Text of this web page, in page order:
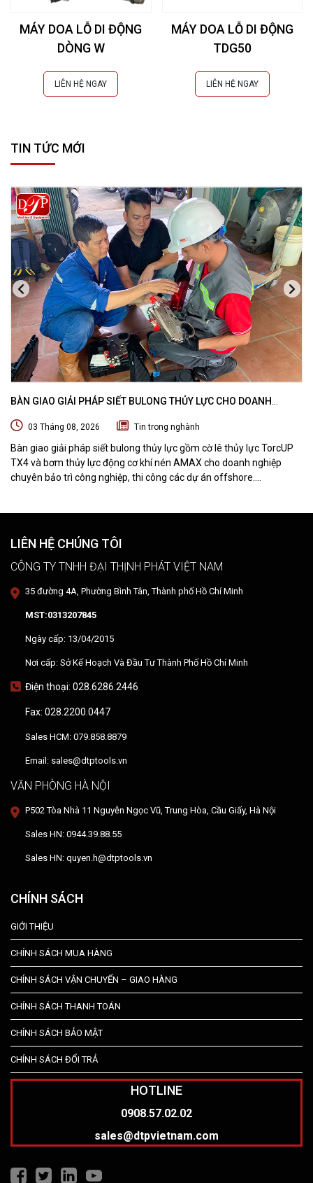
MÁY DOA LỖ DI ĐỘNG
DÒNG W
LIÊN HỆ NGAY
MÁY DOA LỖ DI ĐỘNG
TDG50
LIÊN HỆ NGAY
TIN TỨC MỚI
BÀN GIAO GIẢI PHÁP SIẾT BULONG THỦY LỰC CHO DOANH
03 Tháng 08, 2026 Tin trong nghành
Bàn giao giải pháp siết bulong thủy lực gồm cờ lê thủy lực TorcUP
TX4 và bơm thủy lực động cơ khí nén AMAX cho doanh nghiệp
chuyên bảo trì công nghiệp, thi công các dự án offshore.
LIÊN HỆ CHÚNG TÔI
CÔNG TY TNHH ĐẠI THỊNH PHÁT VIỆT NAM
35 đường 4A, Phường Bình Tân, Thành phố Hồ Chí Minh
MST:0313207845
Ngày cấp: 13/04/2015
Nơi cấp: Sở Kế Hoạch Và Đầu Tư Thành Phố Hồ Chí Minh
Điện thoại: 028.6286.2446
Fax: 028.2200.0447
Sales HCM: 079.858.8879
Email: sales@dtptools.vn
VĂN PHÒNG HÀ NỘI
P502 Tòa Nhà 11 Nguyễn Ngọc Vũ, Trung Hòa, Cầu Giấy, Hà Nội
Sales HN: 0944.39.88.55
Sales HN: quyen.h@dtptools.vn
CHÍNH SÁCH
GIỚI THIỆU
CHÍNH SÁCH MUA HÀNG
CHÍNH SÁCH VẬN CHUYỂN – GIAO HÀNG
CHÍNH SÁCH THANH TOÁN
CHÍNH SÁCH BẢO MẬT
CHÍNH SÁCH ĐỔI TRẢ
HOTLINE
0908.57.02.02
sales@dtpvietnam.com